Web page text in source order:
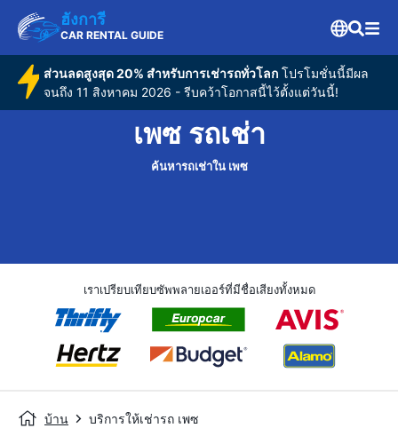
ฮังการี
CAR RENTAL GUIDE
ส่วนลดสูงสุด 20% สำหรับการเช่ารถทั่วโลกโปรโมชั่นนี้มีผล
จนถึง 11 สิงหาคม 2026 - รีบคว้าโอกาสนี้ไว้ตั้งแต่วันนี้!
เพซ รถเช่า
ค้นหารถเช่าใน เพซ
เราเปรียบเทียบซัพพลายเออร์ที่มีชื่อเสียงทั้งหมด
บ้าน บริการให้เช่ารถ เพซ